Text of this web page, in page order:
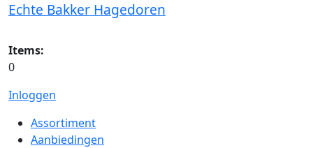
Echte Bakker Hagedoren
Items:
0
Inloggen
Assortiment
Aanbiedingen